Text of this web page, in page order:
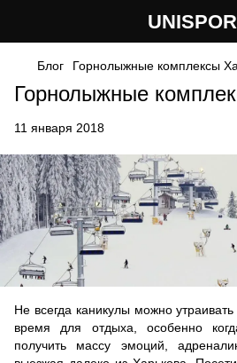
Блог Горнолыжные комплексы
Горнолыжные
11 января 2018
Не всегда каникулы можно
время для отдыха, особенно
получить массу эмоций,